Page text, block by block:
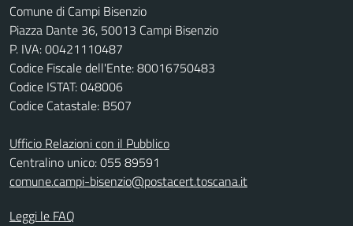
Comune di Campi Bisenzio
Piazza Dante 36, 50013 Campi Bisenzio
P. IVA: 00421110487
Codice Fiscale dell'Ente: 80016750483
Codice ISTAT: 048006
Codice Catastale: B507
Ufficio Relazioni con il Pubblico
Centralino unico: 055 89591
comune.campi-bisenzio@postacert.toscana.it
Leggi le FAQ